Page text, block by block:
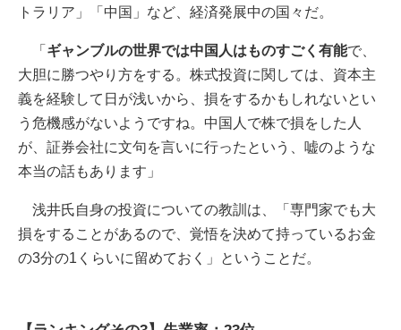
トラリア」「中国」など、経済発展中の国々だ。
「 ギャンブルの世界では中国人はものすごく有能で、
大胆に勝つやり方をする。株式投資に関しては、資本主
義を経験して日が浅いから、損をするかもしれないとい
う危機感がないようですね。中国人で株で損をした人
が、証券会社に文句を言いに行ったという、嘘のような
本当の話もあります」
浅井氏自身の投資についての教訓は、「専門家でも大
損をすることがあるので、覚悟を決めて持っているお金
の3分の1くらいに留めておく」ということだ。